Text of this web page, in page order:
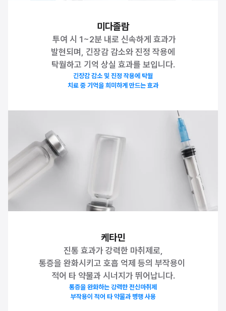
미다졸람
투여 시 1~2분 내로 신속하게 효과가
발현되며, 긴장감 감소와 진정 작용에
탁월하고 기억 상실 효과를 보입니다.
긴장감 감소 및 진정 작용에 탁월
치료 중 기억을 희미하게 만드는 효과
케타민
진통 효과가 강력한 마취제로,
통증을 완화시키고 호흡 억제 등의 부작용이
적어 타 약물과 시너지가 뛰어납니다.
통증을 완화하는 강력한 전신마취제
부작용이 적어 타 약물과 병행 사용